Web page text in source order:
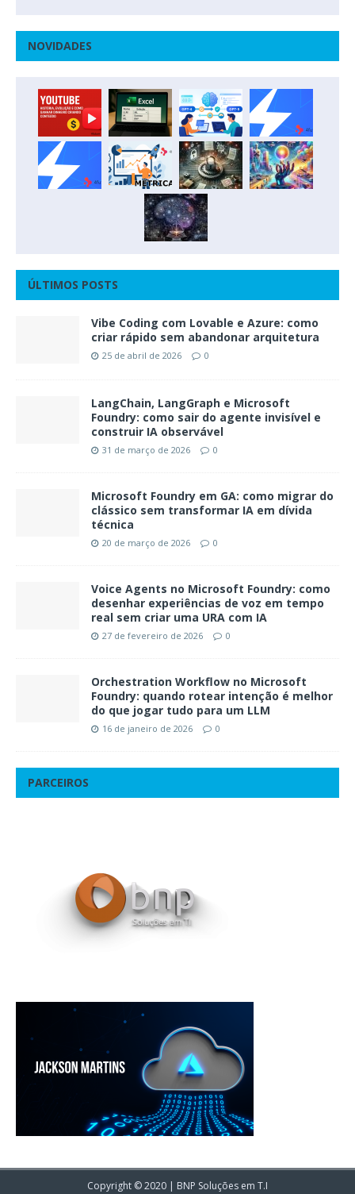
NOVIDADES
ÚLTIMOS POSTS
Vibe Coding com Lovable e Azure: como
criar rápido sem abandonar arquitetura
25 de abril de 2026 0
LangChain, LangGraph e Microsoft
Foundry: como sair do agente invisível e
construir IA observável
31 de março de 2026 0
Microsoft Foundry em GA: como migrar do
clássico sem transformar IA em dívida
técnica
20 de março de 2026 0
Voice Agents no Microsoft Foundry: como
desenhar experiências de voz em tempo
real sem criar uma URA com IA
27 de fevereiro de 2026 0
Orchestration Workflow no Microsoft
Foundry: quando rotear intenção é melhor
do que jogar tudo para um LLM
16 de janeiro de 2026 0
PARCEIROS
Copyright © 2020 | BNP Soluções em T.I